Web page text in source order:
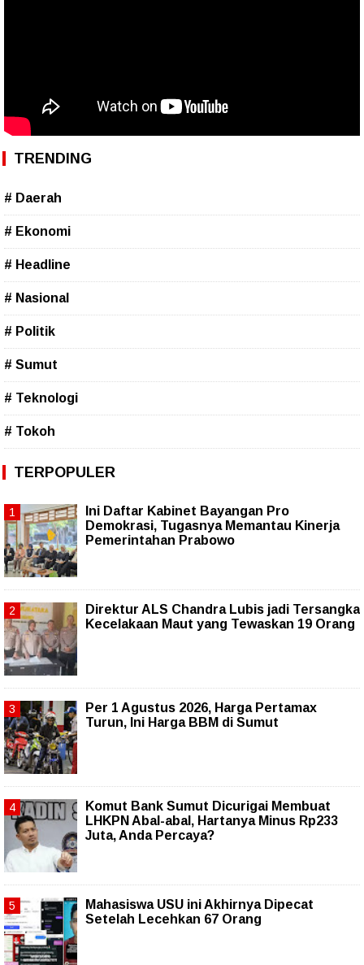
TRENDING
# Daerah
# Ekonomi
# Headline
# Nasional
# Politik
# Sumut
# Teknologi
# Tokoh
TERPOPULER
Ini Daftar Kabinet Bayangan Pro
Demokrasi, Tugasnya Memantau Kinerja
Pemerintahan Prabowo
Direktur ALS Chandra Lubis jadi Tersangka
Kecelakaan Maut yang Tewaskan 19 Orang
Per 1 Agustus 2026, Harga Pertamax
Turun, Ini Harga BBM di Sumut
Komut Bank Sumut Dicurigai Membuat
LHKPN Abal-abal, Hartanya Minus Rp233
Juta, Anda Percaya?
Mahasiswa USU ini Akhirnya Dipecat
Setelah Lecehkan 67 Orang